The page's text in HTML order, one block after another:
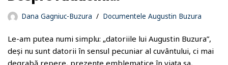
Dana Gagniuc-Buzura Documentele Augustin Buzura
Le-am putea numi simplu: „datoriile lui Augustin Buzura”,
deși nu sunt datorii în sensul pecuniar al cuvântului, ci mai
degrabă repere, prezențe emblematice în viața sa,